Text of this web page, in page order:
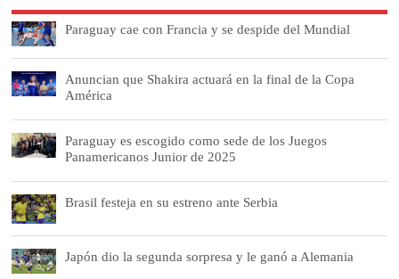
Paraguay cae con Francia y se despide del Mundial
Anuncian que Shakira actuará en la final de la Copa
América
Paraguay es escogido como sede de los Juegos
Panamericanos Junior de 2025
Brasil festeja en su estreno ante Serbia
Japón dio la segunda sorpresa y le ganó a Alemania